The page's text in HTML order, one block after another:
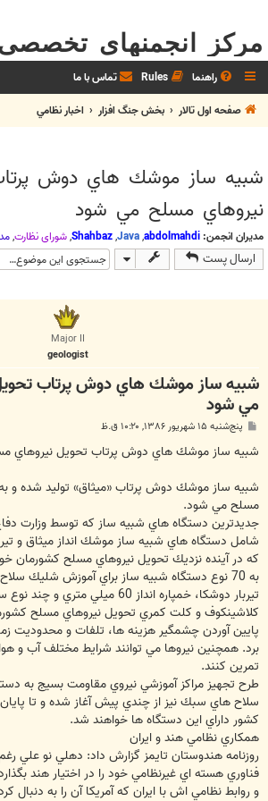
مرکز انجمنهای
راهنما Rules تماس با ما
صفحه اول تالار
بخش جنگ افزار اخبار نظامي
شبيه ساز موشك هاي دوش
نيروهاي مسلح مي شود
مدیران انجمن: abdolmahdi
,
Java
,
Shahbaz
,شوراي نظارت,
ارسال پست
Major II
geologist
شبيه ساز موشك هاي دوش پرتاب
مي شود
س
ت
پنج‌شنبه ۱۵ شهریور ۱۳۸۶, ۱۰:۲۰ ق.ظ
شبيه ساز موشك هاي دوش پرتاب تحويل نيروهاي
شبيه ساز موشك دوش پرتاب «ميثاق» توليد شده و
مسلح مي شود.
جديدترين دستگاه هاي شبيه ساز كه توسط وزارت
كه در آينده نزديك تحويل نيروهاي مسلح كشورمان
به 70 نوع دستگاه شبيه ساز براي آموزش شليك
تيربار دوشكا، خمپاره انداز 60 ميلي
كلاشينكوف و كلت كمري تحويل نيروهاي مسلح
پايين آوردن چشمگير هزينه ها، تلفات و محدوديت
برد. همچنين نيروها مي توانند شرايط مختلف آب و
تمرين كنند.
طرح تجهيز مراكز آموزشي نيروي مقاومت بسيج به
سلاح هاي سبك نيز از چندي پيش آغاز شده و تا
كشور داراي اين دستگاه ها خواهند شد.
همكاري نظامي هند و ايران
روزنامه هندوستان تايمز گزارش داد: دهلي نو علي
فناوري هسته اي غيرنظامي خود را در اختيار هند
و روابط نظامي اش با ايران كه آمريكا آن را به دنبال